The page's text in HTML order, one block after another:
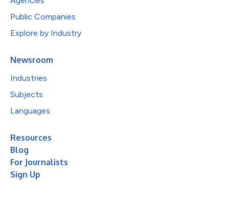
Public Companies
Explore by Industry
Newsroom
Industries
Subjects
Languages
Resources
Blog
For Journalists
Sign Up